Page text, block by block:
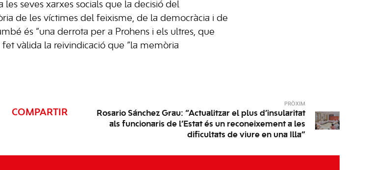
les seves xarxes socials que la decisió del
de les víctimes del feixisme, de la democràcia i de
és “una derrota per a Prohens i els ultres, que
vàlida la reivindicació que “la memòria
COMPARTIR
PRÒXIM
Rosario Sánchez Grau: “Actualitzar el plus d’insularitat
als funcionaris de l’Estat és un reconeixement a les
dificultats de viure en una Illa”